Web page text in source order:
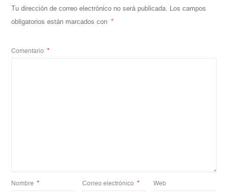
Tu dirección de correo electrónico no será publicada. Los campos
obligatorios están marcados con
*
Comentario *
Nombre * Correo electrónico * Web